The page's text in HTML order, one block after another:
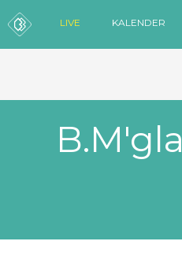
LIVE KALENDER